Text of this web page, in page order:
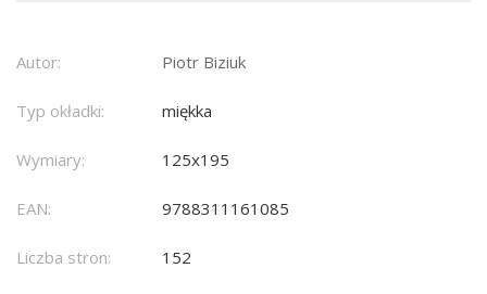
Autor: Piotr Biziuk
Typ okładki: miękka
Wymiary: 125x195
EAN: 9788311161085
Liczba stron: 152